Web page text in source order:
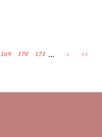
169 170 171 ... > >>